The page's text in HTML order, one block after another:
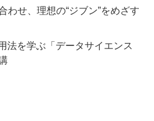
わせ、理想の“ジブン”をめざす
法を学ぶ「データサイエンス